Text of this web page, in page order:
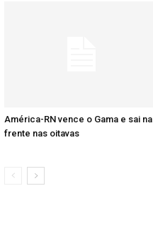
América-RN vence o Gama e sai na
frente nas oitavas